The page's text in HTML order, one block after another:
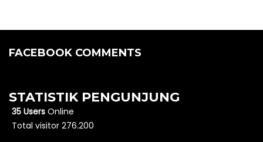
FACEBOOK COMMENTS
STATISTIK PENGUNJUNG
35 Users Online
Total visitor 276.200